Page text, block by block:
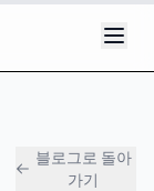
블로그로 돌아
가기